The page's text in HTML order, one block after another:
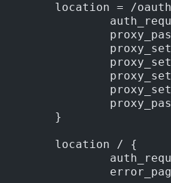
location = /
	}
	location / {